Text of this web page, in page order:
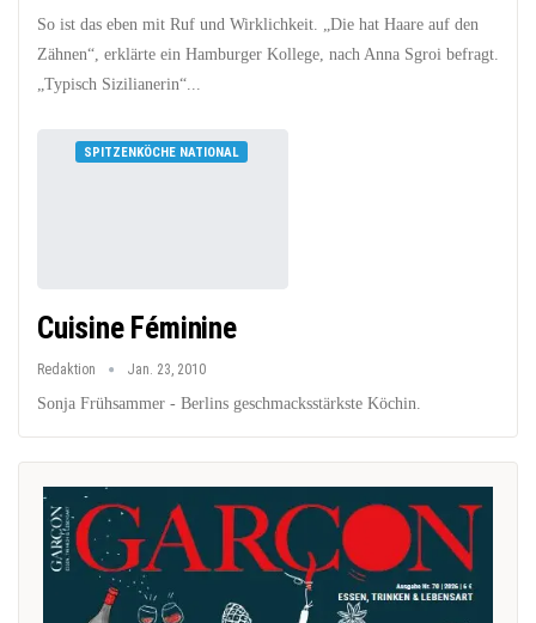
So ist das eben mit Ruf und Wirklichkeit. „Die hat Haare auf den
Zähnen“, erklärte ein Hamburger Kollege, nach Anna Sgroi befragt.
„Typisch Sizilianerin“...
SPITZENKÖCHE NATIONAL
Cuisine Féminine
Redaktion Jan. 23, 2010
Sonja Frühsammer - Berlins geschmacksstärkste Köchin.